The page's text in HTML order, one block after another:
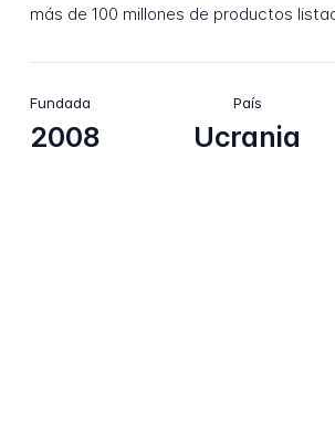
más de 100 millones de productos
Fundada
2008
País
Ucrania